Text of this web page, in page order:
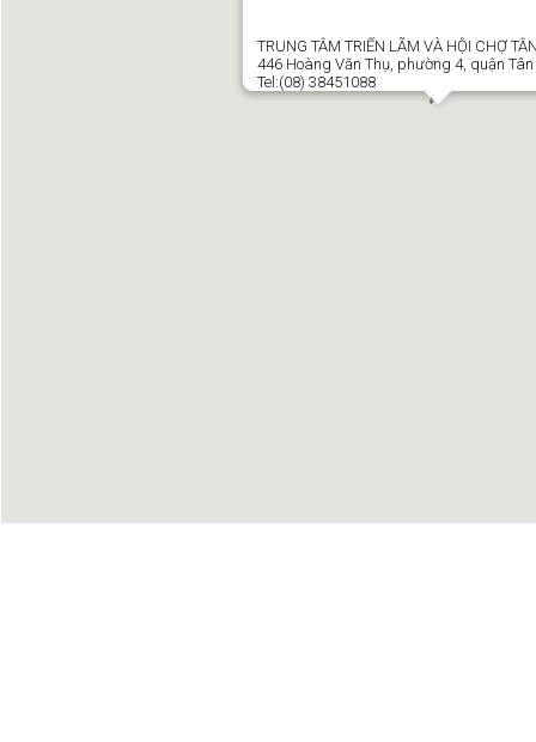
TRUNG TÂM TRIỂN LÃM VÀ HỘI CHỢ
446 Hoàng Văn Thụ, phường 4, quận
Tel:(08) 38451088